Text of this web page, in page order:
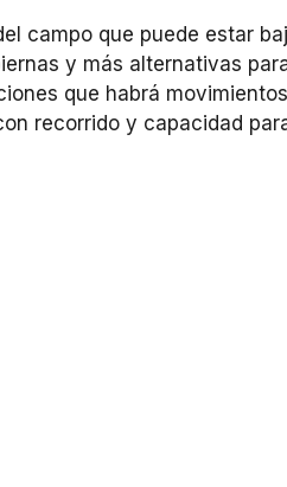
campo que puede estar
y más alternativas
que habrá
recorrido y capacidad